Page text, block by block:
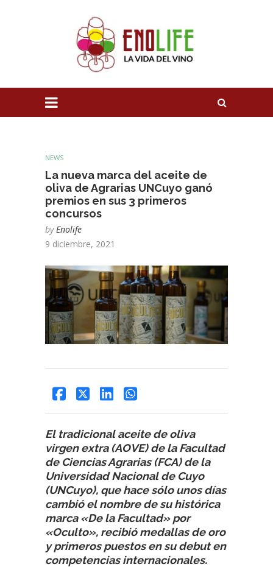
NEWS
La nueva marca del aceite de
oliva de Agrarias UNCuyo ganó
premios en sus 3 primeros
concursos
by Enolife
9 diciembre, 2021
El tradicional aceite de oliva
virgen extra (AOVE) de la Facultad
de Ciencias Agrarias (FCA) de la
Universidad Nacional de Cuyo
(UNCuyo), que hace sólo unos días
cambió el nombre de su histórica
marca «De la Facultad» por
«Oculto», recibió medallas de oro
y primeros puestos en su debut en
competencias internacionales.